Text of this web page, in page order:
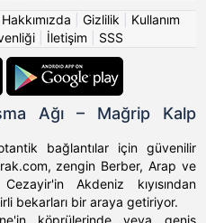
Hakkımızda Gizlilik
Kullanım
| İletişim SSS
Ağı – Mağrip Kalp
bağlantılar için güvenilir
zengin Berber, Arap ve
Akdeniz kıyısından
bekarları bir araya getiriyor.
köprülerinde veya geniş